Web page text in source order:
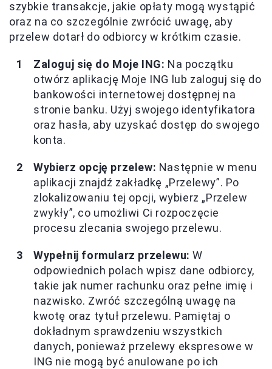
szybkie transakcje, jakie opłaty mogą wystąpić
oraz na co szczególnie zwrócić uwagę, aby
przelew dotarł do odbiorcy w krótkim czasie.
Zaloguj się do Moje ING: Na początku
otwórz aplikację Moje ING lub zaloguj się do
bankowości internetowej dostępnej na
stronie banku. Użyj swojego identyfikatora
oraz hasła, aby uzyskać dostęp do swojego
konta.
Wybierz opcję przelew: Następnie w menu
aplikacji znajdź zakładkę „Przelewy”. Po
zlokalizowaniu tej opcji, wybierz „Przelew
zwykły”, co umożliwi Ci rozpoczęcie
procesu zlecania swojego przelewu.
Wypełnij formularz przelewu: W
odpowiednich polach wpisz dane odbiorcy,
takie jak numer rachunku oraz pełne imię i
nazwisko. Zwróć szczególną uwagę na
kwotę oraz tytuł przelewu. Pamiętaj o
dokładnym sprawdzeniu wszystkich
danych, ponieważ przelewy ekspresowe w
ING nie mogą być anulowane po ich